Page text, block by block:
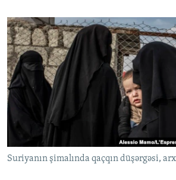
Suriyanın şimalında qaçqın düşərgəsi,